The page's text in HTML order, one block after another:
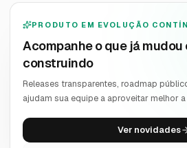
PRODUTO EM EVOLUÇÃO
Acompanhe o que já mudou
construindo
Releases transparentes, roadmap
ajudam sua equipe a aproveitar melhor
Ver novidades